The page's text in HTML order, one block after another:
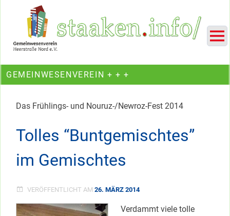
Ein Projekt des Gemeinwesenvereins Heerstraße Nord
GEMEINWESENVEREIN + + +
Das Frühlings- und Nouruz-/Newroz-Fest 2014
Tolles “Buntgemischtes”
im Gemischtes
VERÖFFENTLICHT AM 26. MÄRZ 2014
Verdammt viele tolle